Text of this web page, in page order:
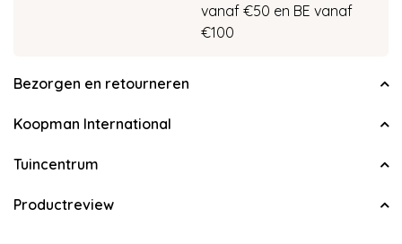
vanaf €50 en BE vanaf
€100
Bezorgen en retourneren
Koopman International
Tuincentrum
Productreview